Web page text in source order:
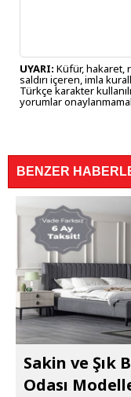
UYARI: Küfür, hakaret,
saldırı içeren, imla
Türkçe karakter
yorumlar
BENZER
Sakin ve Şık
Odası